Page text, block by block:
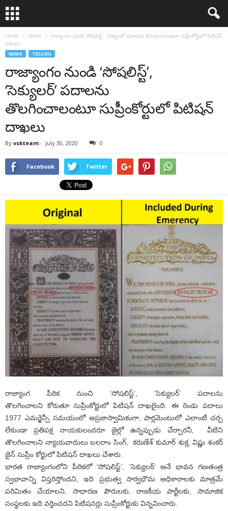
Home News
రాజ్యాంగం నుండి ‘సోషలిస్ట్’, ‘సెక్యులర్’ పదాలను తొలగించాలంటూ సుప్రీంకోర్టులో పిటిషన్
దాఖలు
NEWS TELUGU
రాజ్యాంగం నుండి ‘సోషలిస్ట్’,
‘సెక్యులర్’ పదాలను
తొలగించాలంటూ సుప్రీంకోర్టులో పిటిషన్
దాఖలు
By vskteam - July 30, 2020 0
Facebook Twitter
రాజ్యాంగ పీఠిక నుంచి ‘సోషలిస్ట్’, ‘సెక్యులర్’ పదాలను
తొలగించాలని కోరుతూ సుప్రీంకోర్టులో పిటిషన్ దాఖలైంది. ఈ రెండు పదాలు
1977 ఎమర్జెన్సీ సమయంలో అప్రజాస్వామికంగా, పార్లమెంటులో ఎలాంటీ చర్చ
లేకుండా ప్రతిపక్ష నాయకులందరూ జైల్లో ఉన్నప్పుడు చేర్చారనీ, వీటిని
తొలగించాలని న్యాయవాదులు బలరాం సింగ్, కరుణేశ్ కుమార్ శుక్ల, విష్ణు శంకర్
జైన్ సుప్రీం కోర్టులో పిటిషన్ దాఖలు చేశారు.
భారత రాజ్యాంగంలోని పీఠికలో ‘సోషలిస్ట్’, ‘సెక్యులర్’ అనే భావన గణతంత్ర
స్వభావాన్ని విస్తరిస్తోందని, ఇది ప్రభుత్వ సార్వభౌమ అధికారాలకు మాత్రమే
పరిమితం చేయాలని, సాధారణ పౌరులకు, రాజకీయ పార్టీలకు, సామాజిక
సంస్థలకు ఇది వర్తించదని పిటిషనర్లు సుప్రీంకోర్టుకు విన్నవించారు.